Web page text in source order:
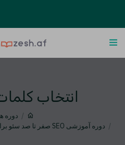
انتخاب
دوره
دوره آموزشی SEO صفر تا صد سئو برای تصاحب رتبه های اول گوگل